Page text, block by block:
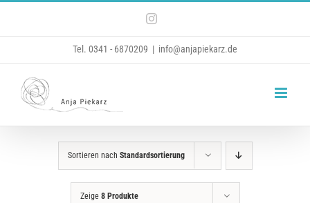
Inhalt
springen
Instagram
Tel. 0341 - 6870209 | info@anjapiekarz.de
Sortieren nach Standardsortierung
Zeige 8 Produkte